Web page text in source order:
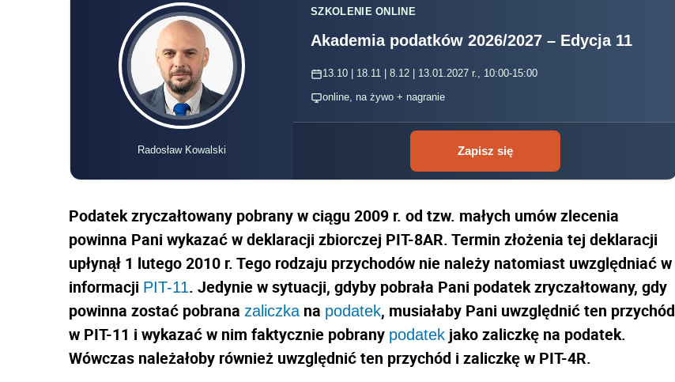
Radosław Kowalski
SZKOLENIE ONLINE
Akademia podatków 2026/2027 – Edycja 11
13.10 | 18.11 | 8.12 | 13.01.2027 r., 10:00-15:00
online, na żywo + nagranie
Zapisz się
Podatek zryczałtowany pobrany w ciągu 2009 r. od tzw. małych umów zlecenia
powinna Pani wykazać w deklaracji zbiorczej PIT-8AR. Termin złożenia tej deklaracji
upłynął 1 lutego 2010 r. Tego rodzaju przychodów nie należy natomiast uwzględniać w
informacji PIT-11. Jedynie w sytuacji, gdyby pobrała Pani podatek zryczałtowany, gdy
powinna zostać pobrana zaliczkana podatek, musiałaby Pani uwzględnić ten przychód
w PIT-11 i wykazać w nim faktycznie pobrany podatek jako zaliczkę na podatek.
Wówczas należałoby również uwzględnić ten przychód i zaliczkę w PIT-4R.